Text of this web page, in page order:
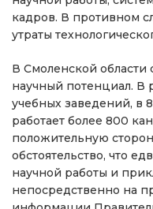
кадров. В противном
утраты
В Смоленской области
научный потенциал. В
учебных заведений, в
работает более 800
положительную
обстоятельство, что
научной работы и
непосредственно на